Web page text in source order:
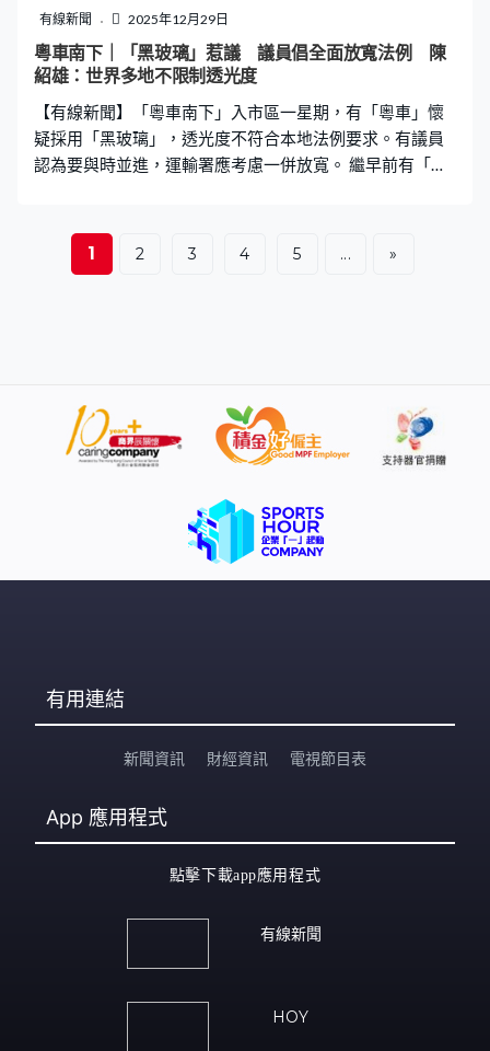
劃實施初期曾經有司機違例，例如進入禁區、啟動自動駕
駛功能等，有沒有司機被列入「黑名單」，陳美寶沒有直
接回答，表示部分違例個案已經由警方現場跟進，或者按
都會加緊提醒他們，在不同方面的，
有線新聞 2025年12月29日
粵車南下｜「黑玻璃」惹議 議員倡全面放寬法例 陳
紹雄：世界多地不限制透光度
【有線新聞】「粵車南下」入市區一星期，有「粵車」懷
疑採用「黑玻璃」，透光度不符合本地法例要求。有議員
認為要與時並進，運輸署應考慮一併放寬。 繼早前有「粵
準，在海港城「粵車」打卡點都見到有「粵車」車身玻璃
懷疑透光度不足，車主稱驗車前已更換玻璃膜。「粵車南
玻璃前座側窗的透光度要達70%，後座側窗、車尾最少
44%。香港電動車代理商主席黃毅力：「『粵車南下』就
如外星人來襲地球，他們來港前已有自動駕駛和黑玻璃，
30至50年。」 選委會界別議員陳紹雄：「粵車南下每日批
一百個牌照，部份車輛究竟在驗車過程中如何看待相關的
法例要求呢？在與時並進的情況下，我覺得運輸署應盡快
審視今次『粵車南下』，考慮到廣東車輛來港這部份應可
1 2 3 4 5 ... »
有用連結
新聞資訊 財經資訊 電視節目表
App 應用程式
點擊下載app應用程式
有線新聞
HOY